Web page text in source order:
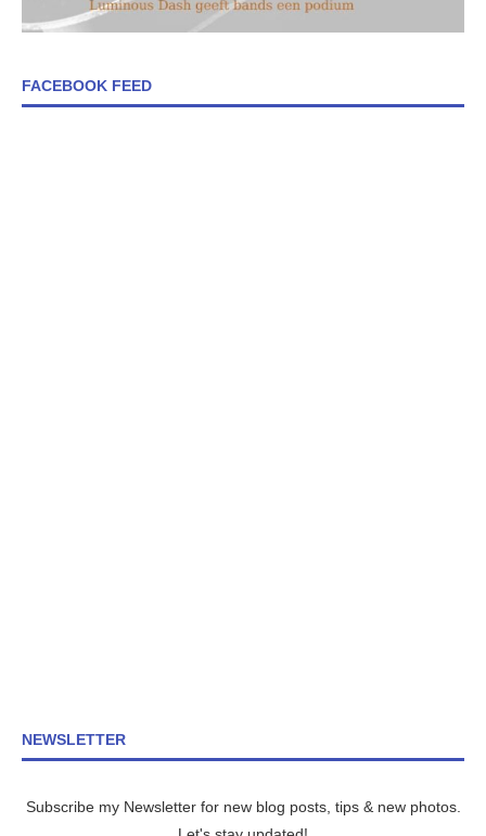
FACEBOOK FEED
NEWSLETTER
Subscribe my Newsletter for new blog posts, tips & new photos.